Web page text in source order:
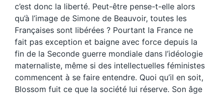
c’est donc la liberté. Peut-être pense-t-elle alors
qu’à l’image de Simone de Beauvoir, toutes les
Françaises sont libérées ? Pourtant la France ne
fait pas exception et baigne avec force depuis la
fin de la Seconde guerre mondiale dans l’idéologie
maternaliste, même si des intellectuelles féministes
commencent à se faire entendre. Quoi qu’il en soit,
Blossom fuit ce que la société lui réserve. Son âge